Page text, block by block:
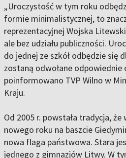
„Uroczystość w tym roku
formie minimalistycznej, to
reprezentacyjnej Wojska
ale bez udziału publiczności.
do jednej ze szkół odbędzie się
zostaną odwołane odpowiednie
poinformowano TVP Wilno w
Kraju.
Od 2005 r. powstała tradycja, że
nowego roku na baszcie
nowa flaga państwowa. Stara
jednego z gimnazjów Litwy. W